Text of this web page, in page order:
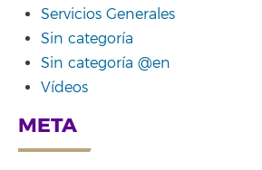
Servicios Generales
Sin categoría
Sin categoría @en
Vídeos
META